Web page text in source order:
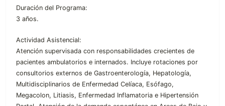
Duración del Programa:
3 años.
Actividad Asistencial:
Atención supervisada con responsabilidades crecientes de
pacientes ambulatorios e internados. Incluye rotaciones por
consultorios externos de Gastroenterología, Hepatología,
Multidisciplinarios de Enfermedad Celíaca, Esófago,
Megacolon, Litiasis, Enfermedad Inflamatoria e Hipertensión